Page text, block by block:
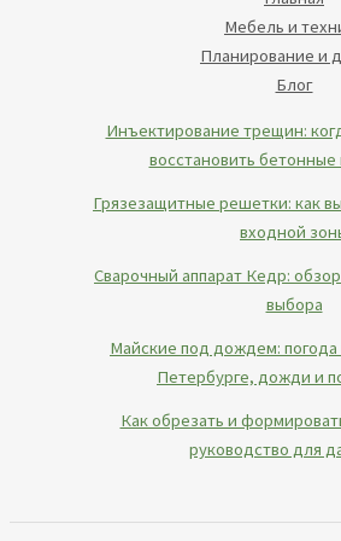
Мебель и
Планирование и
Блог
Инъектирование трещин:
восстановить бетонные
Грязезащитные решетки: как
входной
Сварочный аппарат Кедр:
выбора
Майские под дождем: погода
Петербурге, дожди и
Как обрезать и
руководство для